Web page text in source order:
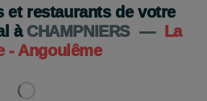
restaurants de votre
à CHAMPNIERS —
La
- Angoulême